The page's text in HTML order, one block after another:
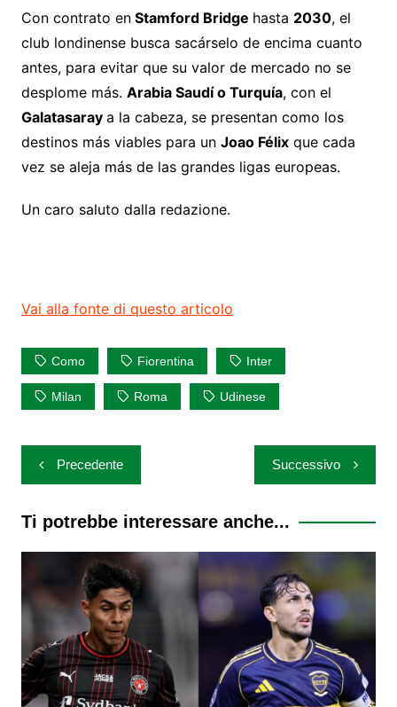
Con contrato enStamford Bridge hasta 2030, el
club londinense busca sacárselo de encima cuanto
antes, para evitar que su valor de mercado no se
desplome más. Arabia Saudío Turquía, con el
Galatasaray a la cabeza, se presentan como los
destinos más viables para un Joao Félixque cada
vez se aleja más de las grandes ligas europeas.
Un caro saluto dalla redazione.
Vai alla fonte di questo articolo
Como Fiorentina Inter
Milan Roma Udinese
Navigazione
articoli
Precedente Successivo
Ti potrebbe interessare anche...